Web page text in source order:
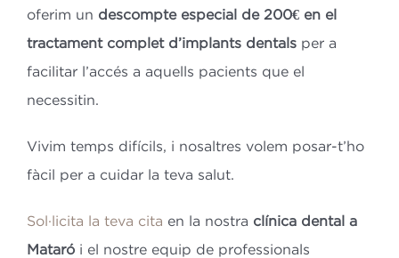
oferim un descompte especial de 200€ en el
tractament complet d’implants dentalsper a
facilitar l’accés a aquells pacients que el
necessitin.
Vivim temps difícils, i nosaltres volem posar-t’ho
fàcil per a cuidar la teva salut.
Sol·licita la teva cita en la nostra clínica dental a
Matarói el nostre equip de professionals